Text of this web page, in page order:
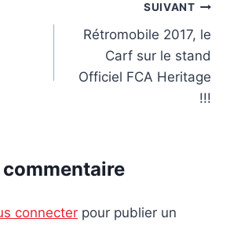
SUIVANT
Rétromobile 2017, le
Carf sur le stand
Officiel FCA Heritage
!!!
connecter pour publier un